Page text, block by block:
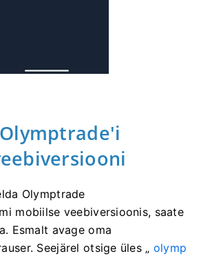
Olymptrade
mobiilse veebiversioonis, saate
Esmalt avage oma
Seejärel otsige üles „ olymp